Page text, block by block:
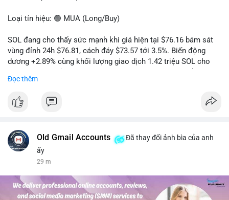
Loại tín hiệu: 🟢 MUA (Long/Buy)
SOL đang cho thấy sức mạnh khi giá hiện tại $76.16 bám sát
vùng đỉnh 24h $76.81, cách đáy $73.57 tới 3.5%. Biến động
dương +2.89% cùng khối lượng giao dịch 1.42 triệu SOL cho
hoàn toàn nhịp điều chỉnh.
Khuyến nghị giao dịch cụ thể:
- Mục tiêu chốt lời: TP1: 77.50, TP2: 78.80
- Cắt lỗ: 74.90 (dưới vùng hỗ trợ gần nhất)
chốt 50% vị thế tại TP1 và dời stop loss về điểm hòa vốn.
Đọc thêm
Old Gmail Accounts
Đã thay đổi ảnh bìa của anh
ấy
29 m